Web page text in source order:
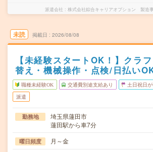
派遣会社 株式会社綜合キャリアオプション 製造事
未読 掲載日 2026/08/08
【未経験スタートOK！】クラ
替え・機械操作・点検/日払い
職種未経験OK 交通費別途支給あり 土日祝日
派遣
勤務地
埼玉県蓮田市
蓮田駅から車7分
曜日頻度 月～金